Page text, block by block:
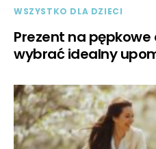
WSZYSTKO DLA DZIECI
Prezent na pępkowe
wybrać idealny